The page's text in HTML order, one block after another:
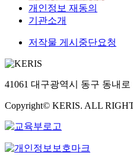
개인정보 재동의
기관소개
저작물 게시중단요청
41061 대구광역시 동구 동내
Copyright© KERIS. ALL